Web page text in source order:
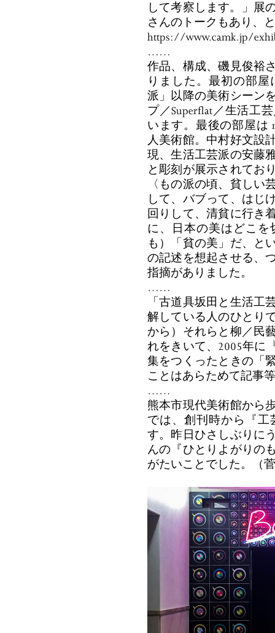
して考察します。」展
さんのトークもあり、
https://www.camk.jp/
……
作品、構成、磯見俊裕
りました。最初の部
派」以降の美術シーン
プ／Superflat／生活工
います。最後の部屋は
人美術館。中村好文設
現、生活工芸派の安藤
と彫刻が展示されてお
〈もの派の頃、貧しい
して、バブって、はじ
回りして、清貧に行き
に、日本の美はどこ
も）「貧の美」だ、と
の記述を想起させる、
指摘がありました。
……
「古道具坂田と生活工
解している人のひとり
から）それらと柳／民
れをきいて、2005年に
集をつくったときの「
ことはあらためて記事
……
熊本市現代美術館から
では、創刊時から『
す。昨日ひさしぶりに
んの『ひとりよがりの
がたいことでした。（